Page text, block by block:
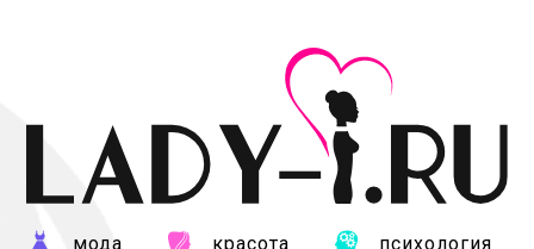
мода красота психология